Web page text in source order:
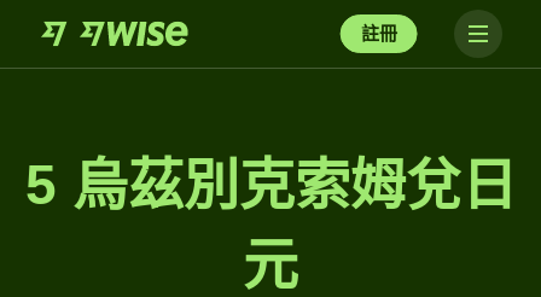
註冊
5 烏茲別克索姆兌日
元